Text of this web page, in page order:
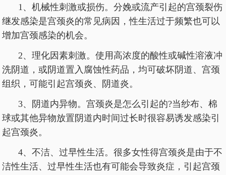
1、机械性刺激或损伤。分娩或流产引起的宫颈裂伤
继发感染是宫颈炎的常见病因，性生活过于频繁也可以
增加宫颈感染的机会。
2、理化因素刺激。使用高浓度的酸性或碱性溶液冲
洗阴道，或阴道置入腐蚀性药品，均可破坏阴道、宫颈
组织，可能引起宫颈炎、阴道炎。
3、阴道内异物。宫颈炎是怎么引起的?当纱布、棉
球或其他异物放置阴道内时间过长时很容易诱发感染引
起宫颈炎。
4、不洁、过早性生活。很多女性得宫颈炎是由于不
洁性生活、过早性生活也有可能会导致炎症，引起宫颈